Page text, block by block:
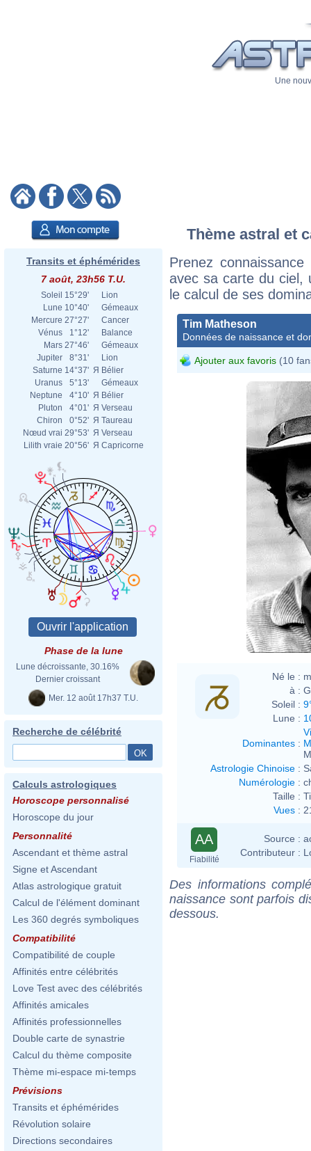
Une
Transits et éphémérides
7 août, 23h56 T.U.
Soleil 15°29'
Lion
Lune 10°40'
Gémeaux
Mercure 27°27'
Cancer
Vénus
1°12'
Balance
Mars 27°46'
Gémeaux
Jupiter
8°31'
Lion
Saturne 14°37' Я Bélier
Uranus
5°13'
Gémeaux
Neptune
4°10' Я Bélier
Pluton
4°01' Я Verseau
Chiron
0°52' Я Taureau
Nœud vrai 29°53' Я Verseau
Lilith vraie 20°56' Я Capricorne
Phase de la lune
Lune décroissante, 30.16%
Dernier croissant
Mer. 12 août 17h37 T.U.
Recherche de célébrité
Calculs astrologiques
Horoscope personnalisé
Horoscope du jour
Personnalité
Ascendant et thème astral
Signe et Ascendant
Atlas astrologique gratuit
Calcul de l'élément dominant
Les 360 degrés symboliques
Compatibilité
Compatibilité de couple
Affinités entre célébrités
Love Test avec des célébrités
Affinités amicales
Affinités professionnelles
Double carte de synastrie
Calcul du thème composite
Thème mi-espace mi-temps
Prévisions
Transits et éphémérides
Révolution solaire
Directions secondaires
Thème astral et
Prenez
avec sa carte du ciel,
le calcul de ses
Tim Matheson
Données de naissance et
Ajouter aux favoris (10
Né le :
à :
Soleil :
Lune :
Dominantes :
Astrologie Chinoise :
Numérologie :
Taille :
Vues :
AA
Fiabilité
Source :
Contributeur :
Des informations
naissance sont parfois
dessous.